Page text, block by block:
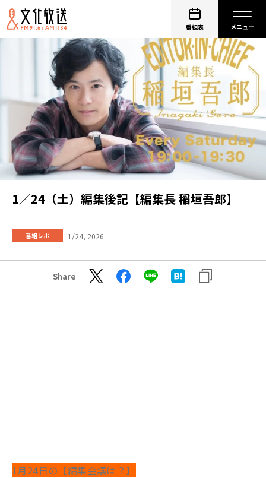
番組表
1／24（土）編集後記【編集長 稲垣吾郎】
番組レポ 1/24, 2026
Share
1月24日の【編集会議は？】